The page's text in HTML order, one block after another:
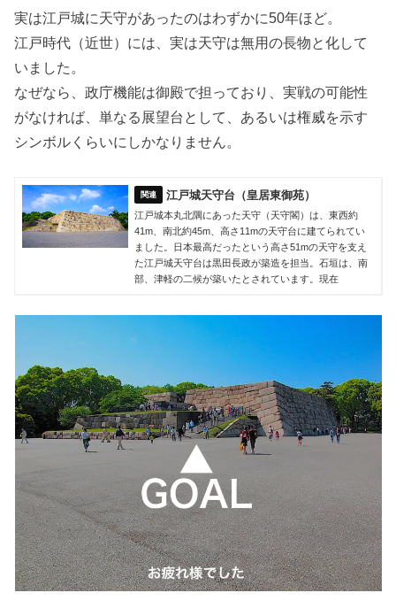
実は江戸城に天守があったのはわずかに50年ほど。
江戸時代（近世）には、実は天守は無用の長物と化して
いました。
なぜなら、政庁機能は御殿で担っており、実戦の可能性
がなければ、単なる展望台として、あるいは権威を示す
シンボルくらいにしかなりません。
江戸城天守台（皇居東御苑）
江戸城本丸北隅にあった天守（天守閣）は、東西約
41m、南北約45m、高さ11mの天守台に建てられてい
ました。日本最高だったという高さ51mの天守を支え
た江戸城天守台は黒田長政が築造を担当。石垣は、南
部、津軽の二候が築いたとされています。現在